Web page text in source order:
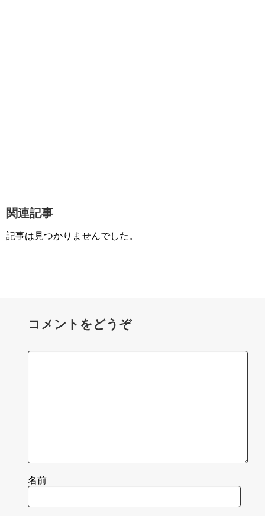
関連記事
記事は見つかりませんでした。
コメントをどうぞ
名前